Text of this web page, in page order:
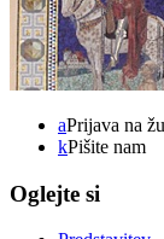
aPrijava na
kPišite nam
Oglejte si